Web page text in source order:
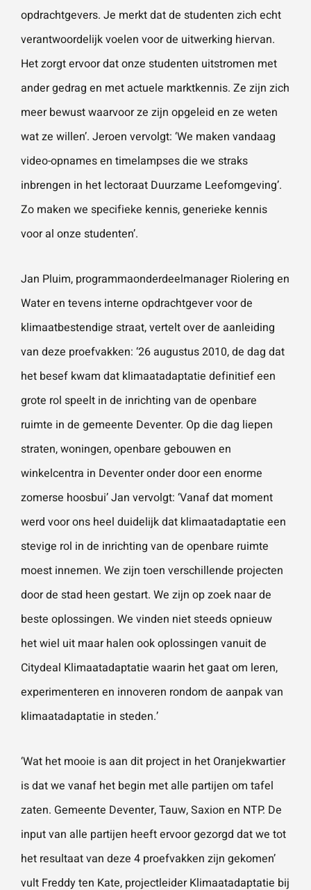
opdrachtgevers. Je merkt dat de studenten zich echt
verantwoordelijk voelen voor de uitwerking hiervan.
Het zorgt ervoor dat onze studenten uitstromen met
ander gedrag en met actuele marktkennis. Ze zijn zich
meer bewust waarvoor ze zijn opgeleid en ze weten
wat ze willen’. Jeroen vervolgt: ‘We maken vandaag
video-opnames en timelampses die we straks
inbrengen in het lectoraat Duurzame Leefomgeving’.
Zo maken we specifieke kennis, generieke kennis
voor al onze studenten’.
Jan Pluim, programmaonderdeelmanager Riolering en
Water en tevens interne opdrachtgever voor de
klimaatbestendige straat, vertelt over de aanleiding
van deze proefvakken: ‘26 augustus 2010, de dag dat
het besef kwam dat klimaatadaptatie definitief een
grote rol speelt in de inrichting van de openbare
ruimte in de gemeente Deventer. Op die dag liepen
straten, woningen, openbare gebouwen en
winkelcentra in Deventer onder door een enorme
zomerse hoosbui’ Jan vervolgt: ‘Vanaf dat moment
werd voor ons heel duidelijk dat klimaatadaptatie een
stevige rol in de inrichting van de openbare ruimte
moest innemen. We zijn toen verschillende projecten
door de stad heen gestart. We zijn op zoek naar de
beste oplossingen. We vinden niet steeds opnieuw
het wiel uit maar halen ook oplossingen vanuit de
Citydeal Klimaatadaptatie waarin het gaat om leren,
experimenteren en innoveren rondom de aanpak van
klimaatadaptatie in steden.’
‘Wat het mooie is aan dit project in het Oranjekwartier
is dat we vanaf het begin met alle partijen om tafel
zaten. Gemeente Deventer, Tauw, Saxion en NTP. De
input van alle partijen heeft ervoor gezorgd dat we tot
het resultaat van deze 4 proefvakken zijn gekomen’
vult Freddy ten Kate, projectleider Klimaatadaptatie bij